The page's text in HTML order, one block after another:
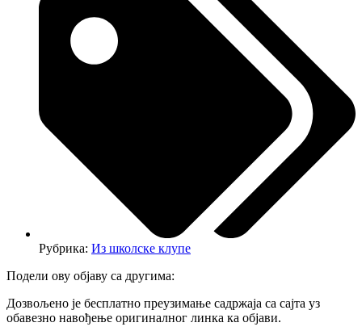
Рубрика: Из школске клупе
Подели ову објаву са другима:
Дозвољено је бесплатно преузимање садржаја са сајта уз
обавезно навођење оригиналног линка ка објави.